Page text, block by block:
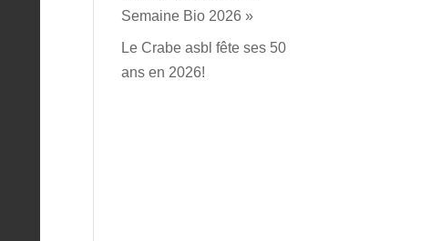
Semaine Bio 2026 »
Le Crabe asbl fête ses 50
ans en 2026!